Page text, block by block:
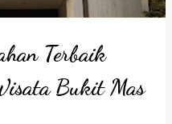
Terbaik
Bukit Mas